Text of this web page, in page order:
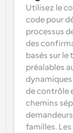
Utilisez le
code pour
processus
des
basés sur
préalables
de contrôle
chemins
familles.